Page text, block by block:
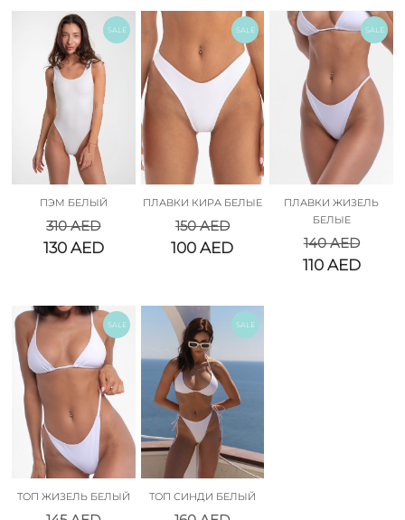
SALE
ПЭМ БЕЛЫЙ
310AED
130 AED
SALE
ПЛАВКИ КИРА БЕЛЫЕ
150AED
100AED
SALE
ПЛАВКИ ЖИЗЕЛЬ
БЕЛЫЕ
140AED
110 AED
SALE
ТОП ЖИЗЕЛЬ БЕЛЫЙ
SALE
ТОП СИНДИ БЕЛЫЙ